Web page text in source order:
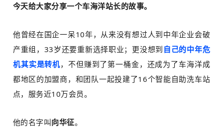
今天给大家分享一个车海洋站长的故事。
他曾经在国企一呆10年，从来没有想过人到中年企业会破
产重组，33岁还要重新选择职业；更没想到 自己的中年危
机其实是转机，不但赚到了第一桶金，还成为了车海洋成
都地区的加盟商，和团队一起投建了16个智能自助洗车站
点，服务近10万会员。
他的名字叫向华征。